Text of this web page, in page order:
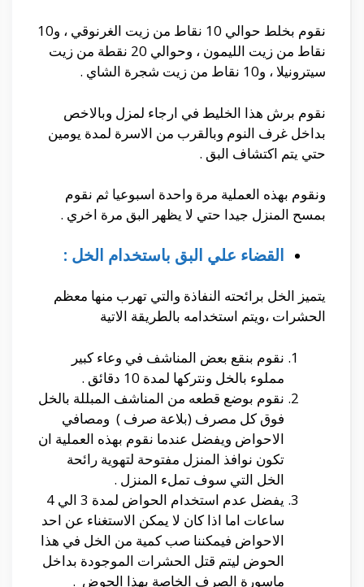
نقوم بخلط حوالي 10 نقاط من زيت الغرنوقي ، و10
نقاط من زيت الليمون ، وحوالي 20 نقطة من زيت
سيترونيلا ، و10 نقاط من زيت شجرة الشاي .
نقوم برش هذا الخليط في ارجاء لمزل وبالاخص
بداخل غرف النوم وبالقرب من الاسرة لمدة يومين
حتي يتم اكتشاف البق .
ونقوم بهذه العملية مرة واحدة اسبوعيا ثم نقوم
بمسح المنزل جيدا حتي لا يظهر البق مرة اخري .
القضاء علي البق باستخدام الخل :
يتميز الخل برائحته النفاذة والتي تهرب منها معظم
الحشرات ،ويتم استخدامه بالطريقة الاتية
نقوم بنقع بعض المناشف في وعاء كبير
مملوء بالخل ونتركها لمدة 10 دقائق .
نقوم بوضع قطعه من المناشف المبللة بالخل
فوق كل مصرف (بلاعة صرف ) ومصافي
الاحواض ويفضل عندما نقوم بهذه العملية ان
تكون نوافذ المنزل مفتوحة لتهوية رائحة
الخل التي سوف تملء المنزل .
يفضل عدم استخدام الحواض لمدة 3 الي 4
ساعات اما اذا كان لا يمكن الاستغناء عن احد
الاحواض فيمكننا صب كمية من الخل في هذا
الحوض ليتم قتل الحشرات الموجودة بداخل
ماسورة الصرف الخاصة بهذا الحوض .